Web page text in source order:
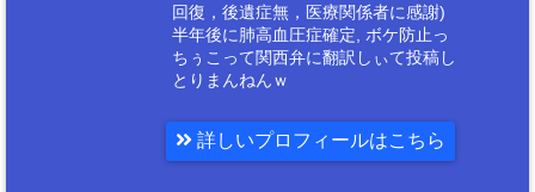
回復，後遺症無，医療関係者に感謝)
半年後に肺高血圧症確定, ボケ防止っ
ちぅこって関西弁に翻訳しぃて投稿し
とりまんねんｗ
詳しいプロフィールはこちら